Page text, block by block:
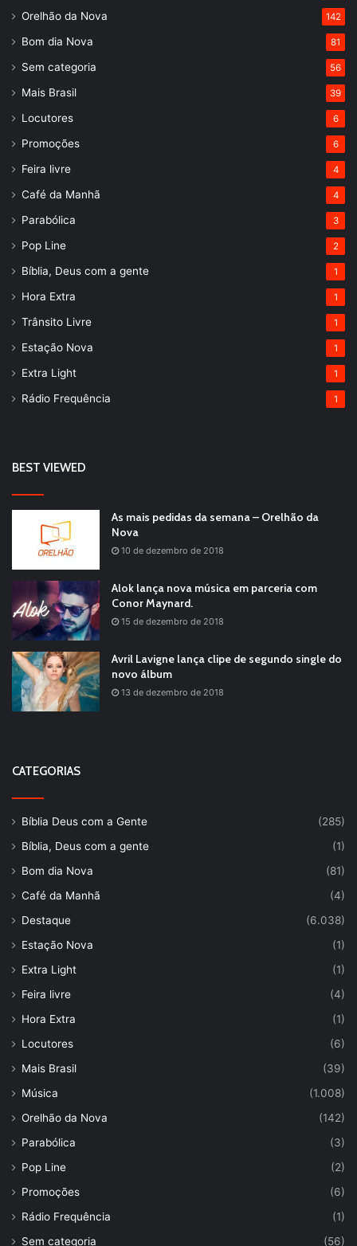
Orelhão da Nova 142
Bom dia Nova 81
Sem categoria 56
Mais Brasil 39
Locutores 6
Promoções 6
Feira livre 4
Café da Manhã 4
Parabólica 3
Pop Line 2
Bíblia, Deus com a gente 1
Hora Extra 1
Trânsito Livre 1
Estação Nova 1
Extra Light 1
Rádio Frequência 1
BEST VIEWED
As mais pedidas da semana – Orelhão da
Nova
10 de dezembro de 2018
Alok lança nova música em parceria com
Conor Maynard.
15 de dezembro de 2018
Avril Lavigne lança clipe de segundo single do
novo álbum
13 de dezembro de 2018
CATEGORIAS
Bíblia Deus com a Gente
(285)
Bíblia, Deus com a gente
(1)
Bom dia Nova
(81)
Café da Manhã
(4)
Destaque
(6.038)
Estação Nova
(1)
Extra Light
(1)
Feira livre
(4)
Hora Extra
(1)
Locutores
(6)
Mais Brasil
(39)
Música
(1.008)
Orelhão da Nova
(142)
Parabólica
(3)
Pop Line
(2)
Promoções
(6)
Rádio Frequência
(1)
Sem categoria
(56)